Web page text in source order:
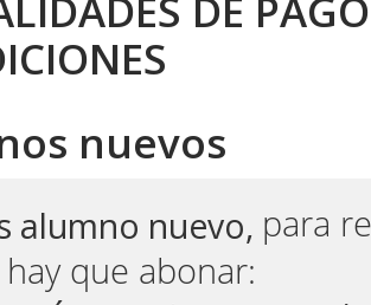
nuevos
alumno nuevo, para
que abonar: